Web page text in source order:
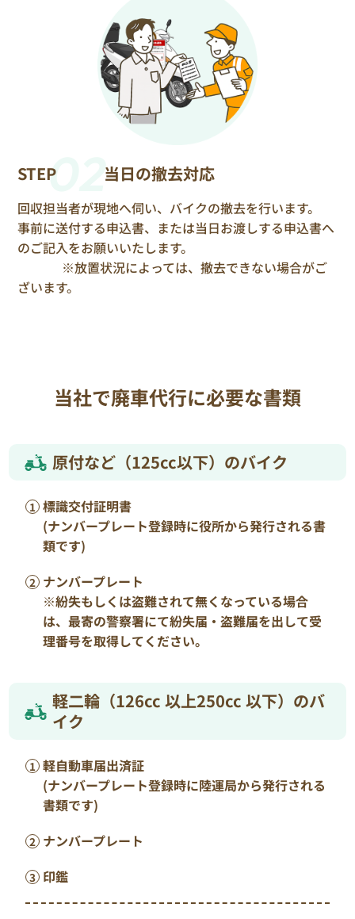
STEP02
当日の撤去対応
回収担当者が現地へ伺い、バイクの撤去を行います。
事前に送付する申込書、または当日お渡しする申込書へ
のご記入をお願いいたします。
※放置状況によっては、撤去できない場合がご
ざいます。
当社で廃車代行に必要な書類
原付など（125cc以下）のバイク
標識交付証明書
(ナンバープレート登録時に役所から発行される書
類です)
ナンバープレート
※紛失もしくは盗難されて無くなっている場合
は、最寄の警察署にて紛失届・盗難届を出して受
理番号を取得してください。
軽二輪（126cc 以上250cc 以下）のバ
イク
軽自動車届出済証
(ナンバープレート登録時に陸運局から発行される
書類です)
ナンバープレート
印鑑